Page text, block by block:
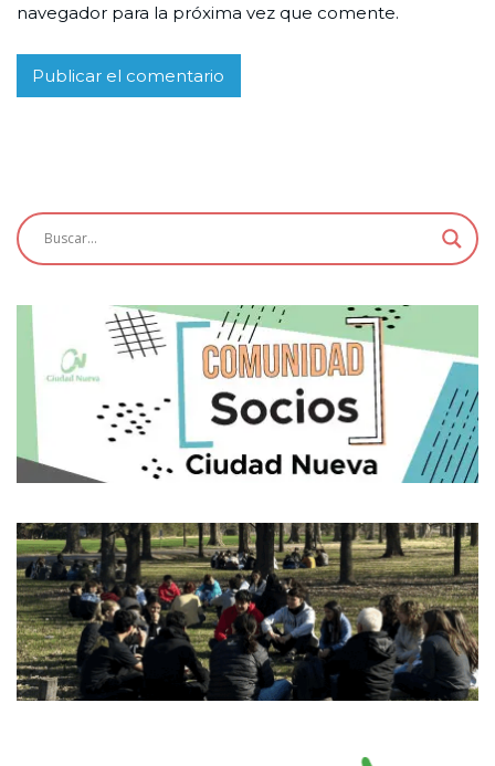
navegador para la próxima vez que comente.